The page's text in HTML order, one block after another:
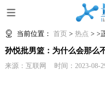
当前位置： 首页 > 热点 > >
孙悦批男篮：为什么会那么
来源：互联网 时间：2023-08-